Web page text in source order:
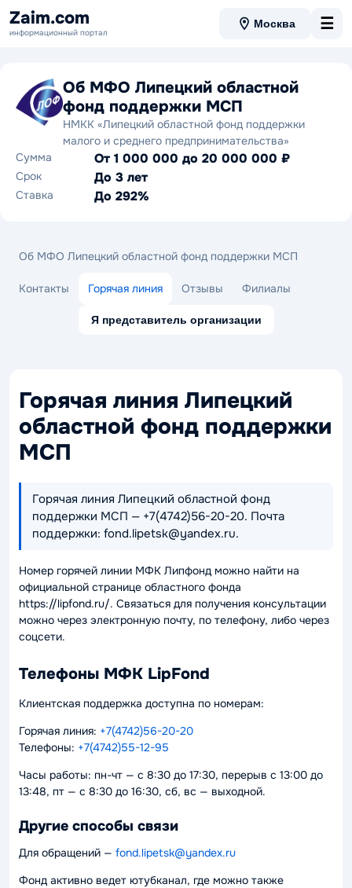
Zaim.com
информационный портал
Москва ☰
Об МФО Липецкий областной
фонд поддержки МСП
НМКК «Липецкий областной фонд поддержки
малого и среднего предпринимательства»
Сумма
От 1 000 000 до 20 000 000 ₽
Срок До 3 лет
Ставка До 292%
Об МФО Липецкий областной фонд поддержки МСП
Контакты Горячая линия Отзывы Филиалы
Я представитель организации
Горячая линия Липецкий
областной фонд поддержки
МСП
Горячая линия Липецкий областной фонд
поддержки МСП — +7(4742)56-20-20. Почта
поддержки: fond.lipetsk@yandex.ru.
Номер горячей линии МФК Липфонд можно найти на
официальной странице областного фонда
https://lipfond.ru/. Связаться для получения консультации
можно через электронную почту, по телефону, либо через
соцсети.
Телефоны МФК LipFond
Клиентская поддержка доступна по номерам:
Горячая линия: +7(4742)56-20-20
Телефоны: +7(4742)55-12-95
Часы работы: пн-чт — с 8:30 до 17:30, перерыв с 13:00 до
13:48, пт — с 8:30 до 16:30, сб, вс — выходной.
Другие способы связи
Для обращений — fond.lipetsk@yandex.ru
Фонд активно ведет ютубканал, где можно также